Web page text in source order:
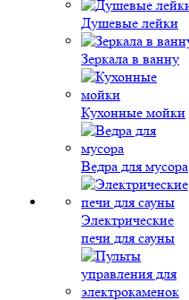
Душевые лейки
Зеркала в ванну
Кухонные мойки
Ведра для мусора
Электрические
печи для сауны